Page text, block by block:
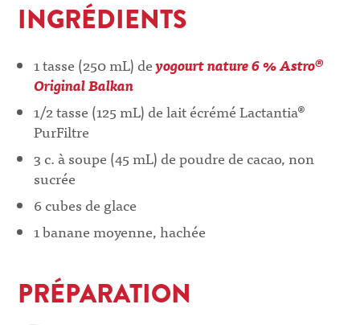
INGRÉDIENTS
1 tasse (250 mL) deyogourt nature 6 % Astro®
Original Balkan
1/2 tasse (125 mL) de lait écrémé Lactantia®
PurFiltre
3 c. à soupe (45 mL) de poudre de cacao, non
sucrée
6 cubes de glace
1 banane moyenne, hachée
PRÉPARATION